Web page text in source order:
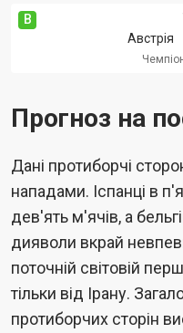
В
Австрія
Прогноз на
Дані протиборчі
нападами. Іспанці в
дев'ять м'ячів, а
дияволи вкрай
поточній світовій
тільки від Ірану.
протиборчих сторін